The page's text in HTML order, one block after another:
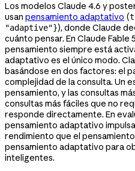
Los modelos Claude 4.6 y
usan pensamiento adaptativo (
"adaptive"}), donde Claude
cuánto pensar. En Claude Fable
pensamiento siempre está
adaptativo es el único modo.
basándose en dos factores: el
complejidad de la consulta. Un
pensamiento, y las consultas
consultas más fáciles que no
responde directamente. En
pensamiento adaptativo
rendimiento que el
pensamiento adaptativo para
inteligentes.